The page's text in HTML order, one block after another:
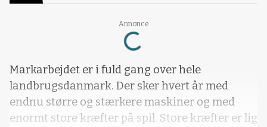
Annonce
Loading...
Markarbejdet er i fuld gang over hele
landbrugsdanmark. Der sker hvert år med
endnu større og stærkere maskiner og med
enormt store kræfter på spil. Store kræfter er lig